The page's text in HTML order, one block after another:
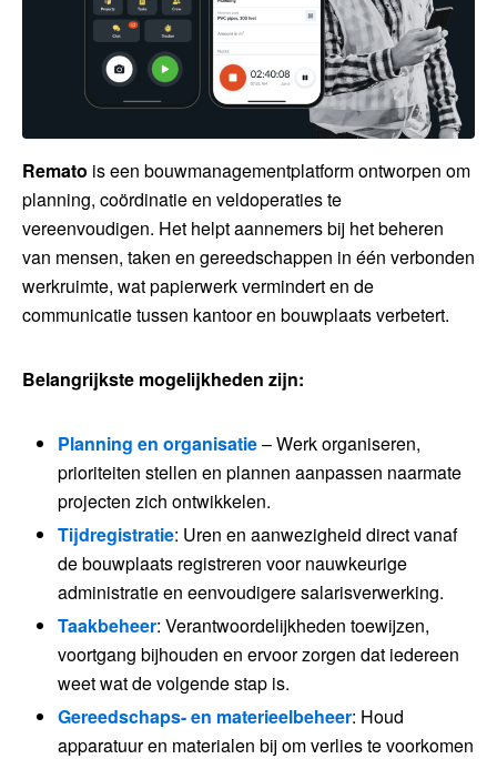
Remato is een bouwmanagementplatform ontworpen om
planning, coördinatie en veldoperaties te
vereenvoudigen. Het helpt aannemers bij het beheren
van mensen, taken en gereedschappen in één verbonden
werkruimte, wat papierwerk vermindert en de
communicatie tussen kantoor en bouwplaats verbetert.
Belangrijkste mogelijkheden zijn:
Planning en organisatie– Werk organiseren,
prioriteiten stellen en plannen aanpassen naarmate
projecten zich ontwikkelen.
Tijdregistratie: Uren en aanwezigheid direct vanaf
de bouwplaats registreren voor nauwkeurige
administratie en eenvoudigere salarisverwerking.
Taakbeheer: Verantwoordelijkheden toewijzen,
voortgang bijhouden en ervoor zorgen dat iedereen
weet wat de volgende stap is.
Gereedschaps- en materieelbeheer: Houd
apparatuur en materialen bij om verlies te voorkomen